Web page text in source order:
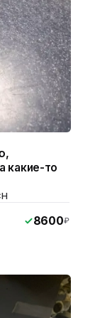
какие-то
8600₽